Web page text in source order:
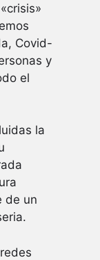
Covid-
y
el
la
de un